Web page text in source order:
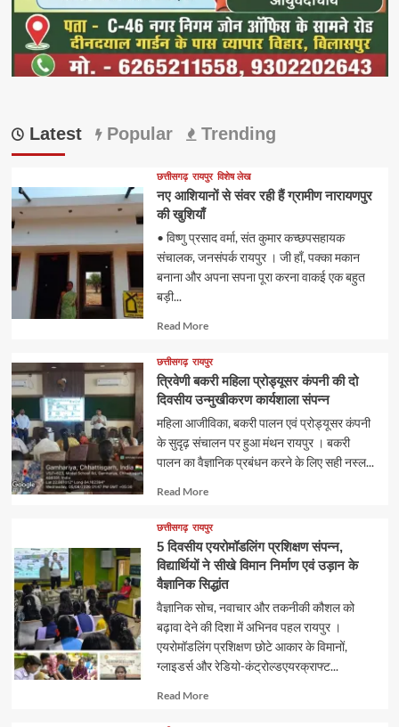
Latest Popular Trending
छत्तीसगढ़ रायपुर विशेष लेख
नए आशियानों से संवर रही हैं ग्रामीण नारायणपुर
की खुशियाँ
• विष्णु प्रसाद वर्मा, संत कुमार कच्छपसहायक
संचालक, जनसंपर्क रायपुर । जी हाँ, पक्का मकान
बनाना और अपना सपना पूरा करना वाकई एक बहुत
बड़ी...
Read MoreRead
about
छत्तीसगढ़ रायपुर
त्रिवेणी बकरी महिला प्रोड्यूसर कंपनी की दो
दिवसीय उन्मुखीकरण कार्यशाला संपन्न
महिला आजीविका, बकरी पालन एवं प्रोड्यूसर कंपनी
के सुदृढ़ संचालन पर हुआ मंथन रायपुर । बकरी
पालन का वैज्ञानिक प्रबंधन करने के लिए सही नस्ल...
Read MoreRead
about
छत्तीसगढ़ रायपुर
5 दिवसीय एयरोमॉडलिंग प्रशिक्षण संपन्न,
विद्यार्थियों ने सीखे विमान निर्माण एवं उड़ान के
वैज्ञानिक सिद्धांत
वैज्ञानिक सोच, नवाचार और तकनीकी कौशल को
बढ़ावा देने की दिशा में अभिनव पहल रायपुर ।
एयरोमॉडलिंग प्रशिक्षण छोटे आकार के विमानों,
ग्लाइडर्स और रेडियो-कंट्रोल्डएयरक्राफ्ट...
Read MoreRead